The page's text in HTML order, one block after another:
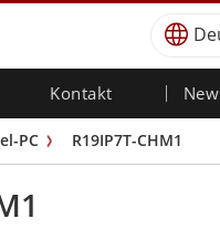
Kontakt
Verteidigungs-
Robuster Laptop für
Robuste Tablets für
Ultra-robuste
HMI/Industrielle
Automatisierung
Karriere
Partner-Portal
Zertifizierung／
PC R19IP7T-CHM1